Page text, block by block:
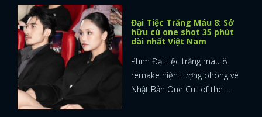
Đại Tiệc Trăng Máu 8: Sở
hữu cú one shot 35 phút
dài nhất Việt Nam
Phim Đại tiệc trăng máu 8
remake hiện tượng phòng vé
Nhật Bản One Cut of the ...